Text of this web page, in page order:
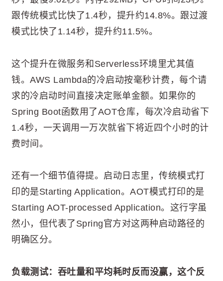
跟传统模式比快了1.4秒，提升约14.8%。跟过渡
模式比快了1.14秒，提升约11.5%。
这个提升在微服务和Serverless环境里尤其值
钱。AWS Lambda的冷启动按毫秒计费，每个请
求的冷启动时间直接决定账单金额。如果你的
Spring Boot函数用了AOT仓库，每次冷启动省下
1.4秒，一天调用一万次就省下将近四个小时的计
费时间。
还有一个细节值得提。启动日志里，传统模式打
印的是Starting Application。AOT模式打印的是
Starting AOT-processed Application。这行字虽
然小，但代表了Spring官方对这两种启动路径的
明确区分。
负载测试：吞吐量和平均耗时反而没赢，这个反